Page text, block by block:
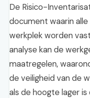
De Risico-
document waarin
werkplek worden
analyse kan de
maatregelen,
de veiligheid van de
als de hoogte lager is